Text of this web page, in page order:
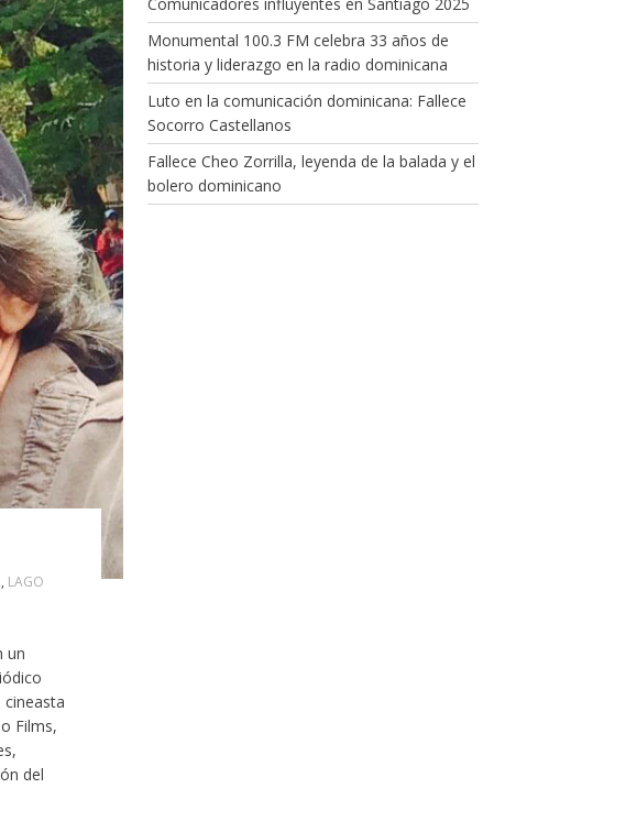
, LAGO
un
Films,
del
Monumental 100.3 FM celebra 33 años de
historia y liderazgo en la radio dominicana
Luto en la comunicación dominicana: Fallece
Socorro Castellanos
Fallece Cheo Zorrilla, leyenda de la balada y el
bolero dominicano